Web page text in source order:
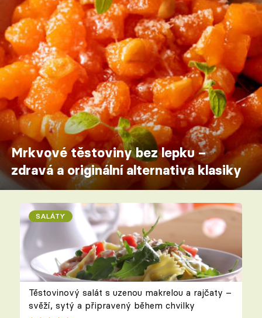
Mrkvové těstoviny bez lepku –
zdravá a originální alternativa klasiky
SALÁTY
Těstovinový salát s uzenou makrelou a rajčaty –
svěží, sytý a připravený během chvilky